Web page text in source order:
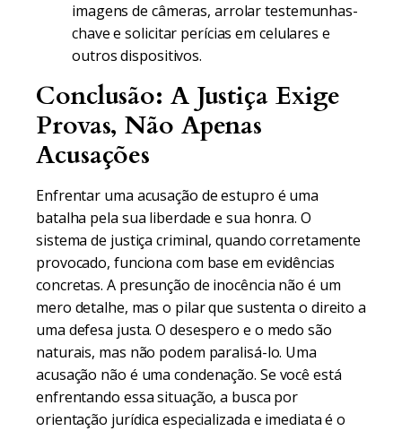
imagens de câmeras, arrolar testemunhas-
chave e solicitar perícias em celulares e
outros dispositivos.
Conclusão: A Justiça Exige
Provas, Não Apenas
Acusações
Enfrentar uma acusação de estupro é uma
batalha pela sua liberdade e sua honra. O
sistema de justiça criminal, quando corretamente
provocado, funciona com base em evidências
concretas. A presunção de inocência não é um
mero detalhe, mas o pilar que sustenta o direito a
uma defesa justa. O desespero e o medo são
naturais, mas não podem paralisá-lo. Uma
acusação não é uma condenação. Se você está
enfrentando essa situação, a busca por
orientação jurídica especializada e imediata é o